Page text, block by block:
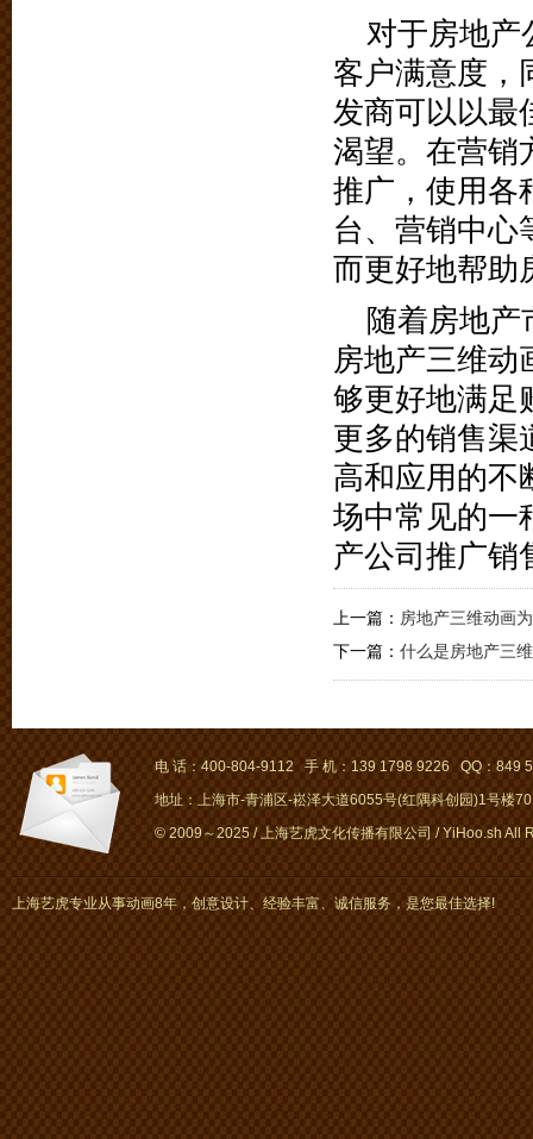
对于房地产
客户满意度，
发商可以以最
渴望。在营销
推广，使用各
台、营销中心
而更好地帮助
随着房地
房地产三维动
够更好地满足
更多的销售渠
高和应用的不
场中常见的一
产公司推广销
上一篇： 房地产三维动画
下一篇： 什么是房地产三
电 话：400-804-9112 手 机：139 1798 9226 QQ：849
地址：上海市-青浦区-崧泽大道6055号(红隅科创园)1号楼
© 2009～2025 / 上海艺虎文化传播有限公司 / YiHoo.sh All
上海艺虎专业从事动画8年，创意设计、经验丰富、诚信服务，是您最佳选择!